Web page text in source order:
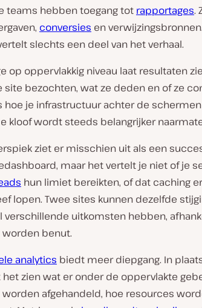
teams hebben toegang tot rapportages.
conversies en
slechts een deel van het verhaal.
op oppervlakkig niveau laat resultaten
site bezochten, wat ze deden en of ze
hoe je infrastructuur achter de
kloof wordt steeds belangrijker
ziet er misschien uit als een
maar het vertelt je niet of je
hun limiet bereikten, of dat caching
lopen. Twee sites kunnen dezelfde
verschillende uitkomsten hebben,
benut.
analytics biedt meer diepgang. In
het zien wat er onder de oppervlakte
worden afgehandeld, hoe resources